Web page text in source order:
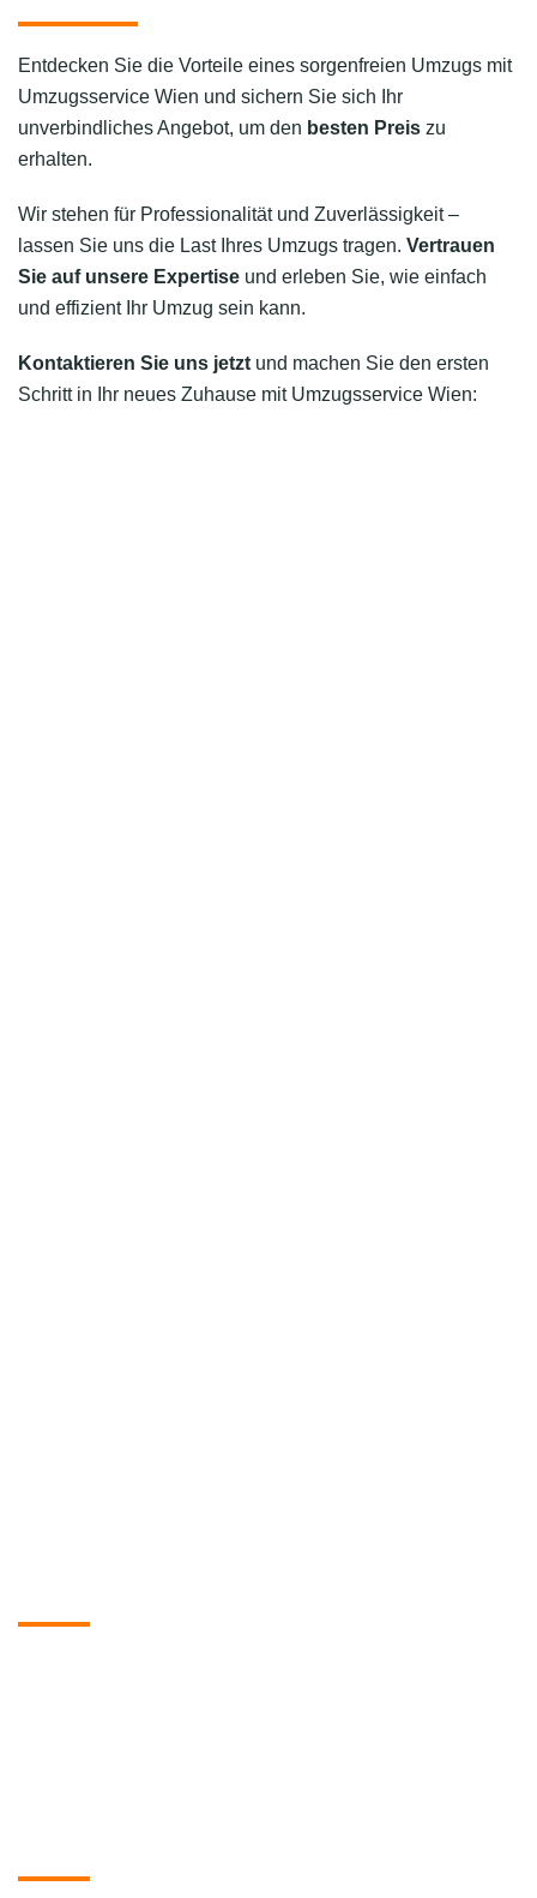
Entdecken Sie die Vorteile eines sorgenfreien Umzugs mit
Umzugsservice Wien und sichern Sie sich Ihr
unverbindliches Angebot, um den besten Preis zu
erhalten.
Wir stehen für Professionalität und Zuverlässigkeit –
lassen Sie uns die Last Ihres Umzugs tragen. Vertrauen
Sie auf unsere Expertise und erleben Sie, wie einfach
und effizient Ihr Umzug sein kann.
Kontaktieren Sie uns jetzt und machen Sie den ersten
Schritt in Ihr neues Zuhause mit Umzugsservice Wien: